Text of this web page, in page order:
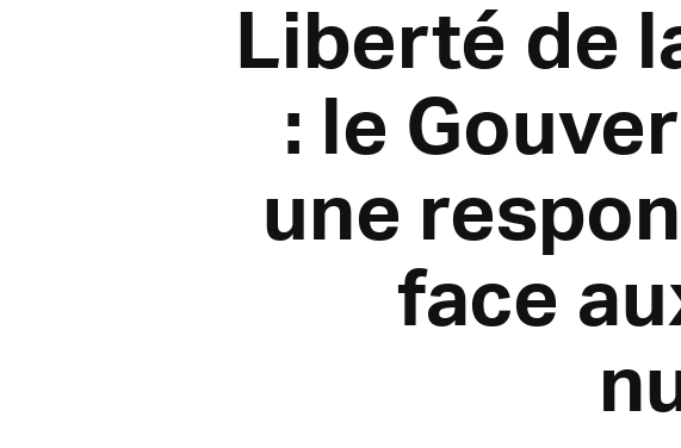
Liberté de
: le
une
face